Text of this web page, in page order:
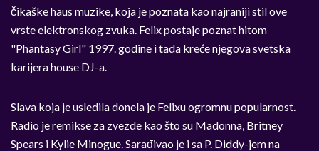
čikaške haus muzike, koja je poznata kao najraniji stil ove
vrste elektronskog zvuka. Felix postaje poznat hitom
"Phantasy Girl" 1997. godine i tada kreće njegova svetska
karijera house DJ-a.
Slava koja je usledila donela je Felixu ogromnu popularnost.
Radio je remikse za zvezde kao što su Madonna, Britney
Spears i Kylie Minogue. Sarađivao je i sa P. Diddy-jem na